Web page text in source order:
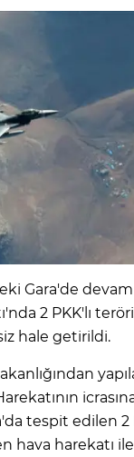
Gara'de
2 PKK'lı
hale getirildi.
tespit edilen 2
hava harekatı